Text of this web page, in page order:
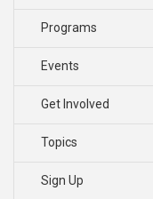
Programs
Events
Get Involved
Topics
Sign Up